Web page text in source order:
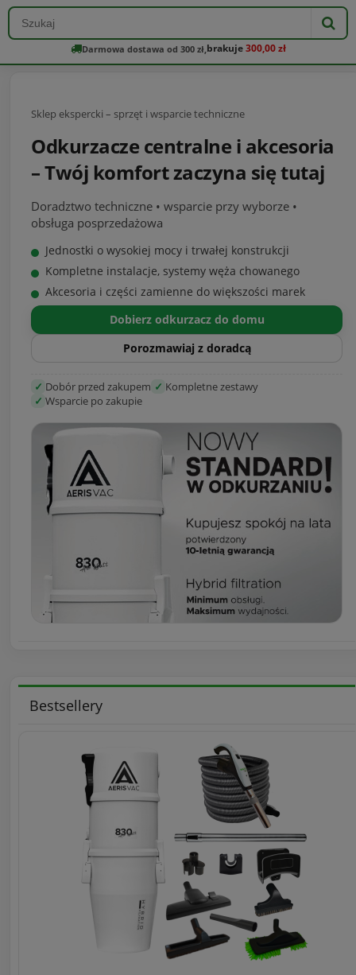
Darmowa dostawa od 300 zł, brakuje300,00 zł
Sklep ekspercki – sprzęt i wsparcie techniczne
Odkurzacze centralne i akcesoria
– Twój komfort zaczyna się tutaj
Doradztwo techniczne • wsparcie przy wyborze •
obsługa posprzedażowa
Jednostki o wysokiej mocy i trwałej konstrukcji
Kompletne instalacje, systemy węża chowanego
Akcesoria i części zamienne do większości marek
Dobierz odkurzacz do domu
Porozmawiaj z doradcą
✓ Dobór przed zakupem ✓ Kompletne zestawy
✓ Wsparcie po zakupie
Bestsellery